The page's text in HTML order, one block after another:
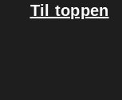
Til toppen